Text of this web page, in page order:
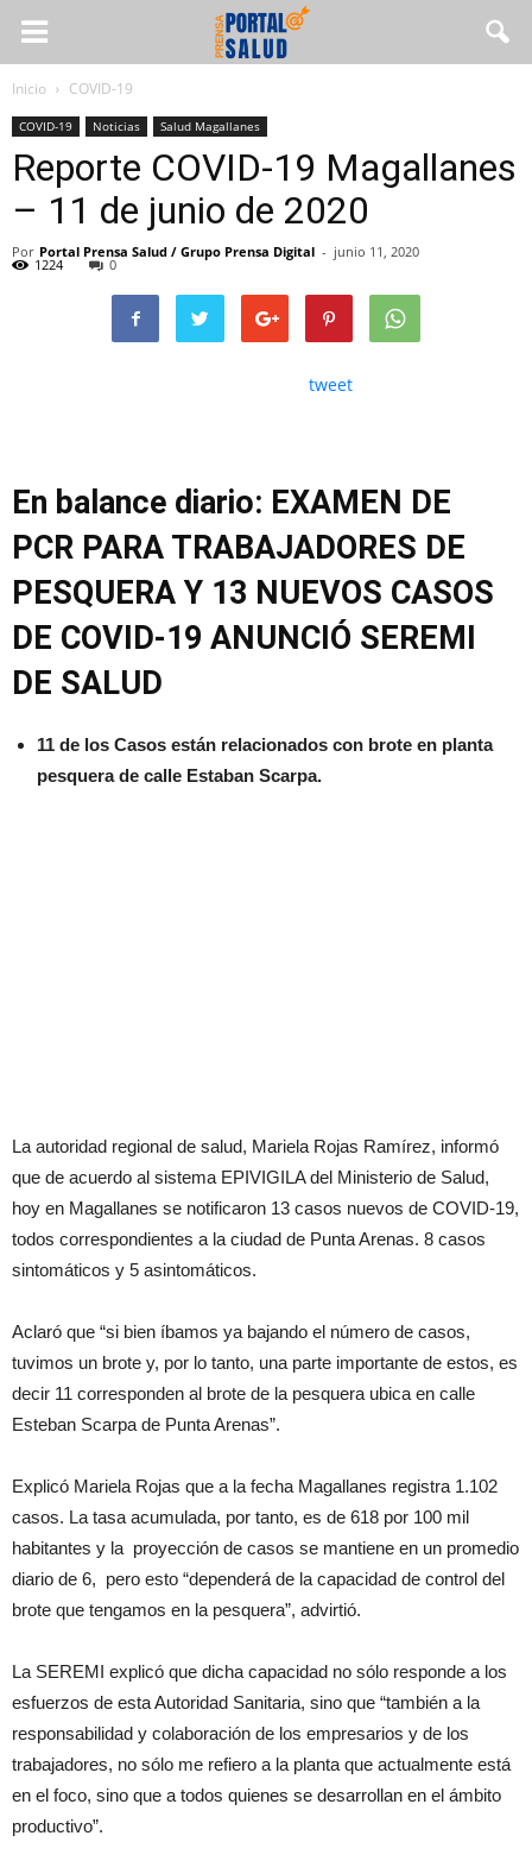
Inicio COVID-19
COVID-19 Noticias Salud Magallanes
Reporte COVID-19 Magallanes
– 11 de junio de 2020
Por Portal Prensa Salud / Grupo Prensa Digital - junio 11, 2020
1224 0
tweet
En balance diario: EXAMEN DE
PCR PARA TRABAJADORES DE
PESQUERA Y 13 NUEVOS CASOS
DE COVID-19 ANUNCIÓ SEREMI
DE SALUD
11 de los Casos están relacionados con brote en planta
pesquera de calle Estaban Scarpa.
La autoridad regional de salud, Mariela Rojas Ramírez, informó
que de acuerdo al sistema EPIVIGILA del Ministerio de Salud,
hoy en Magallanes se notificaron 13 casos nuevos de COVID-19,
todos correspondientes a la ciudad de Punta Arenas. 8 casos
sintomáticos y 5 asintomáticos.
Aclaró que “si bien íbamos ya bajando el número de casos,
tuvimos un brote y, por lo tanto, una parte importante de estos, es
decir 11 corresponden al brote de la pesquera ubica en calle
Esteban Scarpa de Punta Arenas”.
Explicó Mariela Rojas que a la fecha Magallanes registra 1.102
casos. La tasa acumulada, por tanto, es de 618 por 100 mil
habitantes y la proyección de casos se mantiene en un promedio
diario de 6, pero esto “dependerá de la capacidad de control del
brote que tengamos en la pesquera”, advirtió.
La SEREMI explicó que dicha capacidad no sólo responde a los
esfuerzos de esta Autoridad Sanitaria, sino que “también a la
responsabilidad y colaboración de los empresarios y de los
trabajadores, no sólo me refiero a la planta que actualmente está
en el foco, sino que a todos quienes se desarrollan en el ámbito
productivo”.